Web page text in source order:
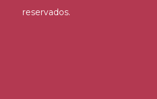
reservados.